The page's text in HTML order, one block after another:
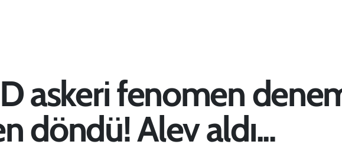
askeri fenomen
döndü! Alev aldı...